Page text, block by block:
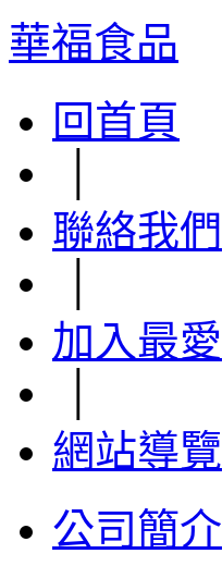
華福食品
回首頁
聯絡我們
加入最愛
網站導覽
公司簡介